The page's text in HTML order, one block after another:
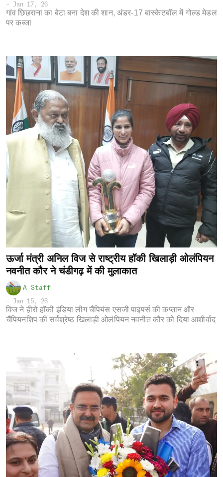
- Jan 17, 26
गांव छिछराना का बेटा बना देश की शान, अंडर-17 बास्केटबॉल में गोल्ड मेडल
पर कब्जा
ऊर्जा मंत्री अनिल विज से राष्ट्रीय हॉकी खिलाड़ी ओलंपियन
नवनीत कौर ने चंडीगढ़ में की मुलाकात
A Staff
- Jan 15, 26
विज ने हीरो हॉकी इंडिया लीग चैंपियंस एसजी पाइपर्स की कप्तान और
चैंपियनशिप की सर्वश्रेष्ठ खिलाड़ी ओलंपियन नवनीत कौर को दिया आशीर्वाद